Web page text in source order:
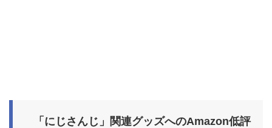
「にじさんじ」関連グッズへのAmazon低評